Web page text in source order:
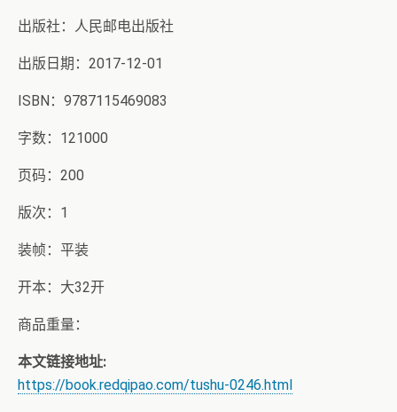
出版社：人民邮电出版社
出版日期：2017-12-01
ISBN：9787115469083
字数：121000
页码：200
版次：1
装帧：平装
开本：大32开
商品重量：
本文链接地址:
https://book.redqipao.com/tushu-0246.html